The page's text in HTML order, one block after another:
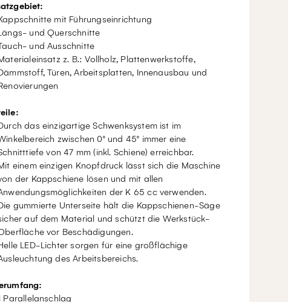
mit Führungseinrichtung
und Querschnitte
und Ausschnitte
z. B.: Vollholz, Plattenwerkstoffe,
Türen, Arbeitsplatten, Innenausbau und
das einzigartige Schwenksystem ist im
zwischen 0° und 45° immer eine
von 47 mm (inkl. Schiene) erreichbar.
einem einzigen Knopfdruck lässt sich die Maschine
der Kappschiene lösen und mit allen
der K 65 cc verwenden.
gummierte Unterseite hält die Kappschienen-Säge
auf dem Material und schützt die Werkstück-
vor Beschädigungen.
LED-Lichter sorgen für eine großflächige
des Arbeitsbereichs.
Parallelanschlag